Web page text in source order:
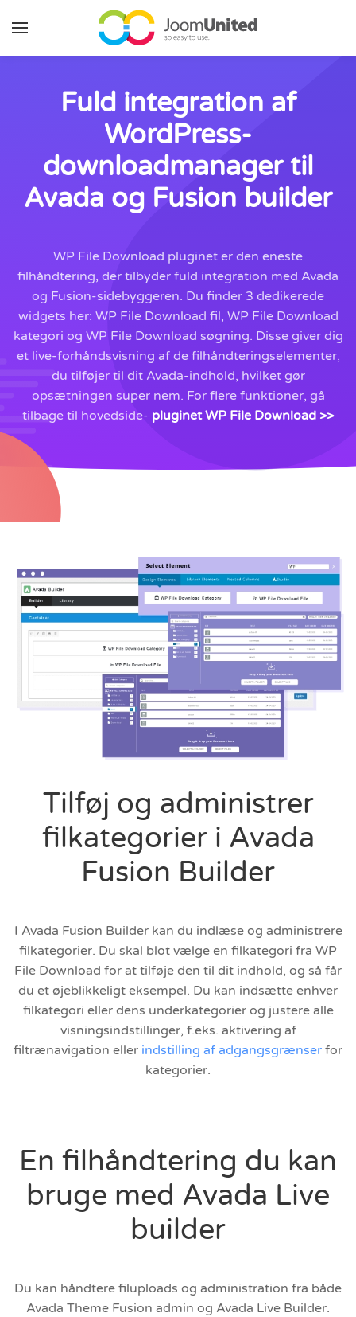
Gå til hovedindhold
Fuld integration af
WordPress-
downloadmanager til
Avada og Fusion builder
WP File Download pluginet er den eneste
filhåndtering, der tilbyder fuld integration med Avada
og Fusion-sidebyggeren. Du finder 3 dedikerede
widgets her: WP File Download fil, WP File Download
kategori og WP File Download søgning. Disse giver dig
et live-forhåndsvisning af de filhåndteringselementer,
du tilføjer til dit Avada-indhold, hvilket gør
opsætningen super nem. For flere funktioner, gå
tilbage til hovedside- pluginet WP File Download >>
Tilføj og administrer
filkategorier i Avada
Fusion Builder
I Avada Fusion Builder kan du indlæse og administrere
filkategorier. Du skal blot vælge en filkategori fra WP
File Download for at tilføje den til dit indhold, og så får
du et øjeblikkeligt eksempel. Du kan indsætte enhver
filkategori eller dens underkategorier og justere alle
visningsindstillinger, f.eks. aktivering af
filtrænavigation eller indstilling af adgangsgrænser for
kategorier.
En filhåndtering du kan
bruge med Avada Live
builder
Du kan håndtere filuploads og administration fra både
Avada Theme Fusion admin og Avada Live Builder.